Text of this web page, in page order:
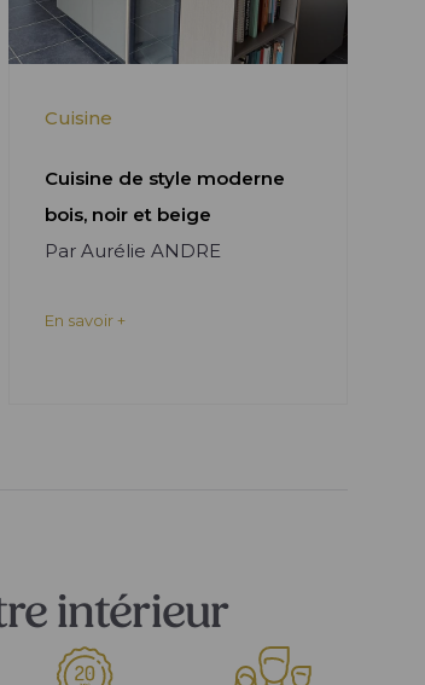
Cuisine
Cuisine de style moderne
bois, noir et beige
Par Aurélie ANDRE
En savoir +
intérieur